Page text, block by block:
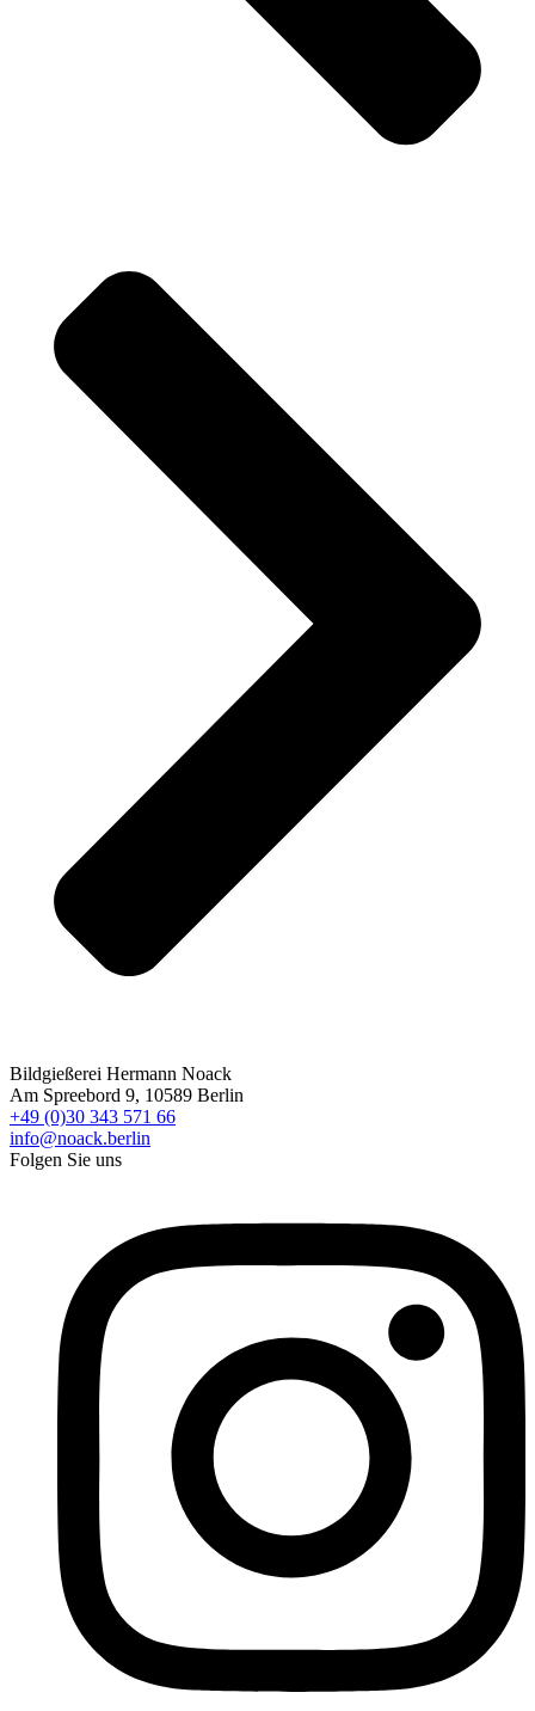
Bildgießerei Hermann Noack
Am Spreebord 9, 10589 Berlin
+49 (0)30 343 571 66
info@noack.berlin
Folgen Sie uns